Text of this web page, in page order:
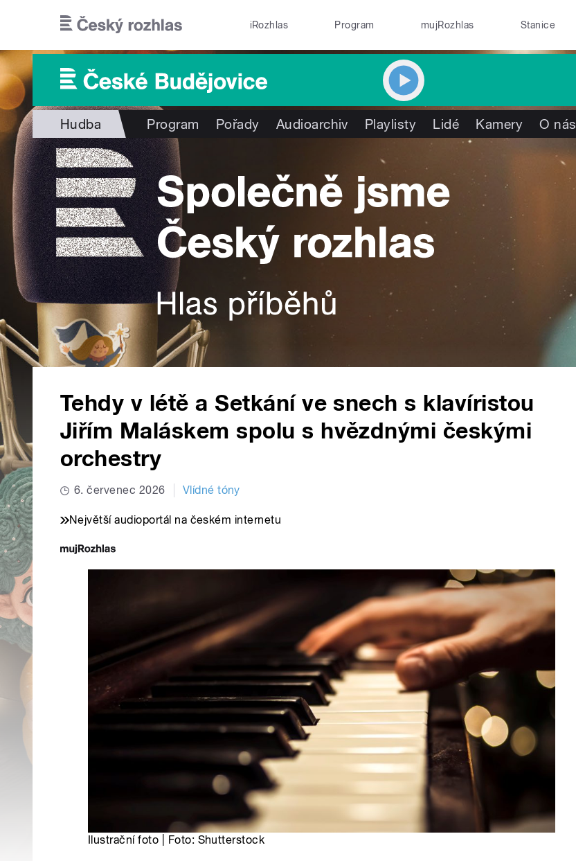
iRozhlas Program mujRozhlas Stanice
Hudba Program Pořady Audioarchiv Playlisty Lidé Kamery O nás
Tehdy v létě a Setkání ve snech s klavíristou
Jiřím Maláskem spolu s hvězdnými českými
orchestry
6. červenec 2026 Vlídné tóny
Největší audioportál na českém internetu
Ilustrační foto | Foto: Shutterstock